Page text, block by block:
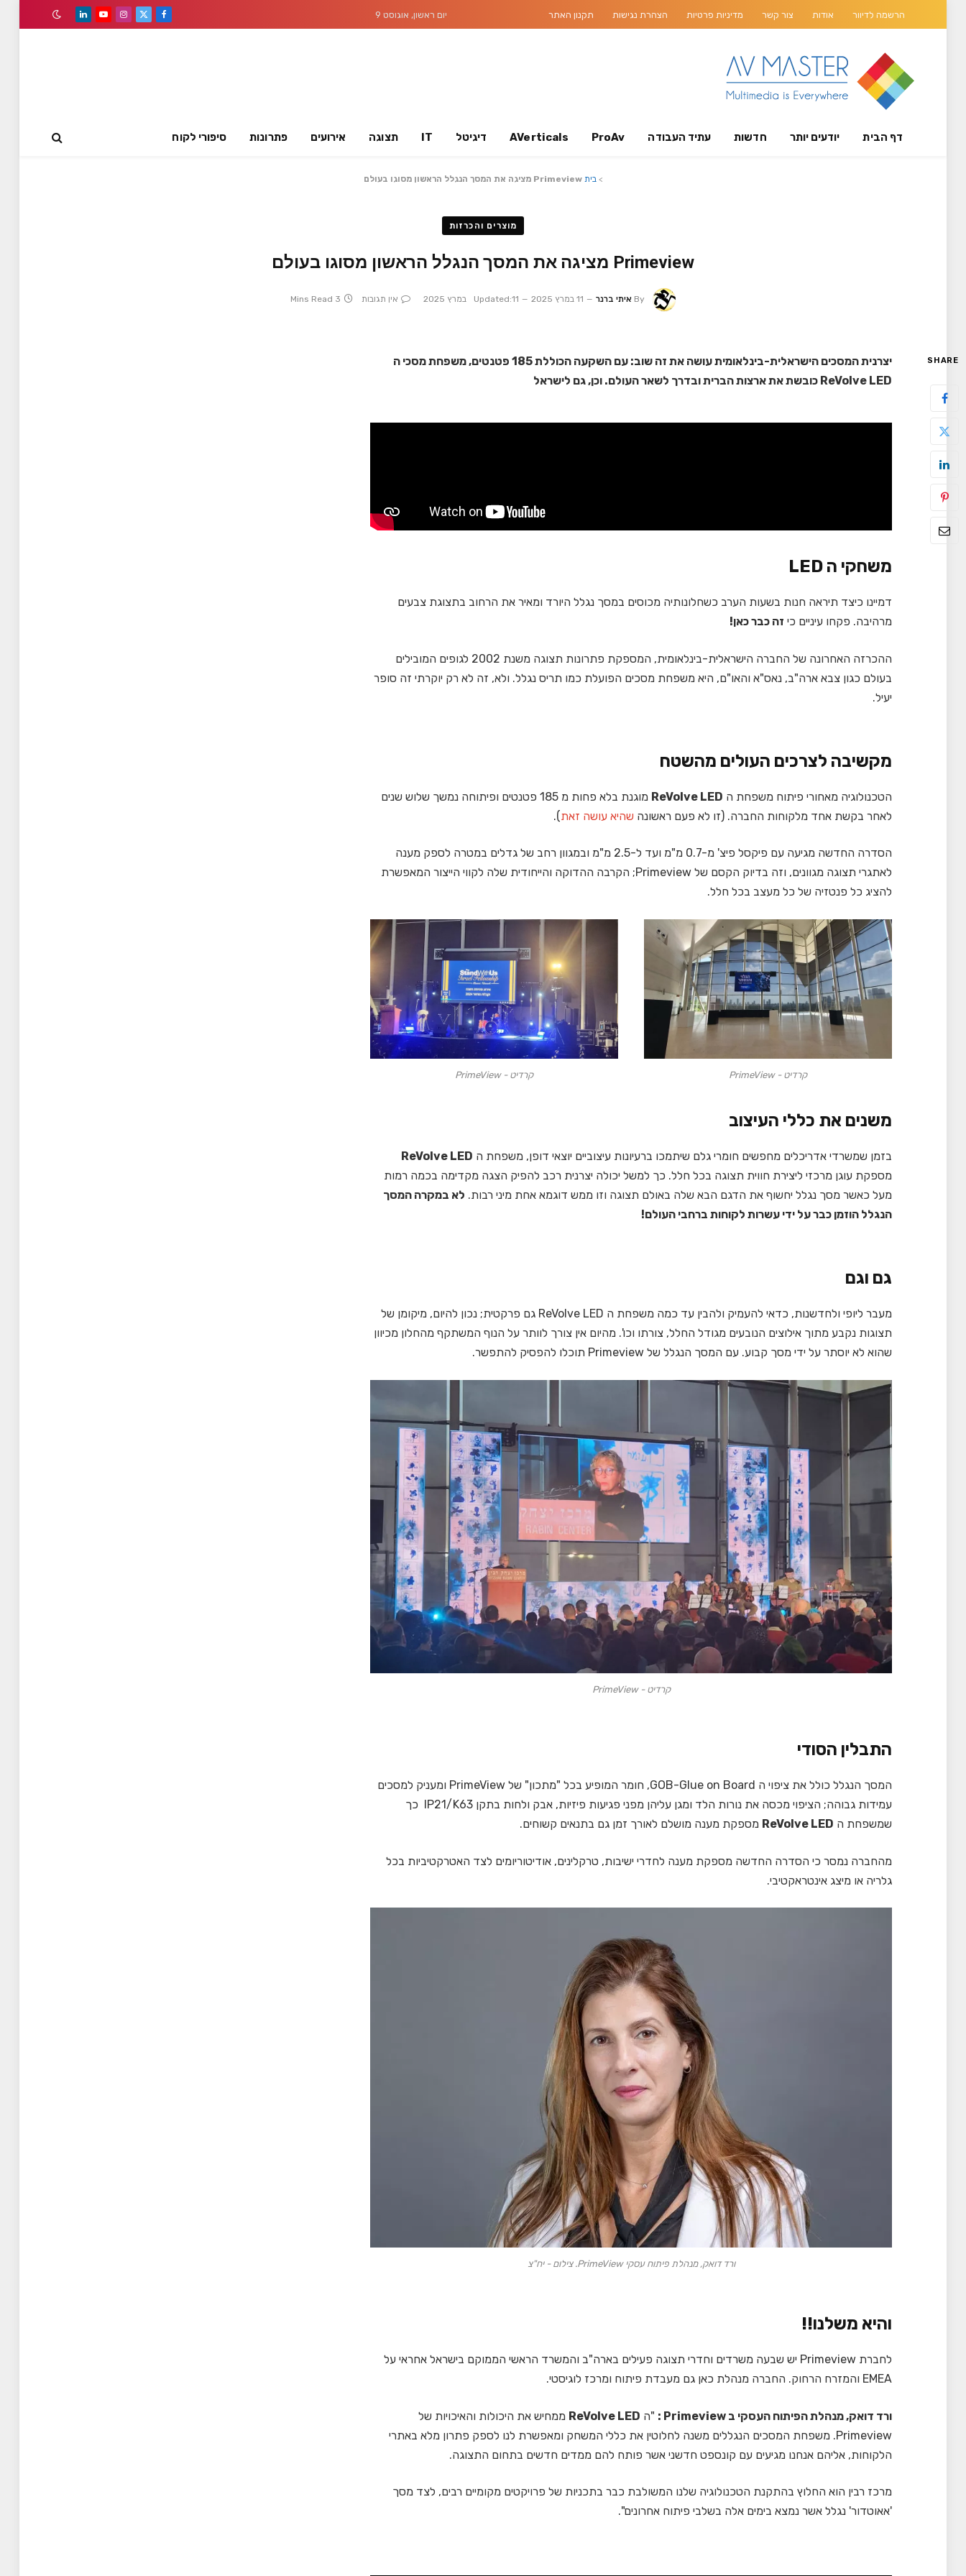
הרשמה לדיוור אודות צור קשר מדיניות פרטיות הצהרת נגישות תקנון האתר יום ראשון, אוגוסט 9
Facebook
X
Instagram
YouTube
LinkedIn
דף הבית יודעים יותר חדשות עתיד העבודה ProAv
AVerticals דיגיטל IT תצוגה אירועים פתרונות סיפורי לקוח
>בית Primeview מציגה את המסך הנגלל הראשון מסוגו בעולם
מוצרים והכרזות
Primeview מציגה את המסך הנגלל הראשון מסוגו בעולם
By איתי ברנר 11 במרץ 2025 Updated:11 במרץ 2025 אין תגובות 3 Mins Read
SHARE
יצרנית המסכים הישראלית-בינלאומית עושה את זה שוב: עם השקעה הכוללת 185 פטנטים, משפחת מסכי ה
ReVolve LED כובשת את ארצות הברית ובדרך לשאר העולם. וכן, גם לישראל
משחקי ה LED
דמיינו כיצד תיראה חנות בשעות הערב כשחלונותיה מכוסים במסך נגלל היורד ומאיר את הרחוב בתצוגת צבעים
מרהיבה. פקחו עיניים כי זה כבר כאן!
ההכרזה האחרונה של החברה הישראלית-בינלאומית, המספקת פתרונות תצוגה משנת 2002 לגופים המובילים
בעולם כגון צבא ארה"ב, נאס"א והאו"ם, היא משפחת מסכים הפועלת כמו תריס נגלל. ולא, זה לא רק יוקרתי זה סופר
יעיל.
מקשיבה לצרכים העולים מהשטח
הטכנולוגיה מאחורי פיתוח משפחת ה ReVolve LED
מוגנת בלא פחות מ 185 פטנטים ופיתוחה נמשך שלוש שנים
לאחר בקשת אחד מלקוחות החברה. (זו לא פעם ראשונה שהיא עושה זאת).
הסדרה החדשה מגיעה עם פיקסל פיצ' מ-0.7 מ"מ ועד ל-2.5 מ"מ ובמגוון רחב של גדלים במטרה לספק מענה
לאתגרי תצוגה מגוונים, וזה בדיוק הקסם של Primeview; הקרבה ההדוקה והייחודית שלה לקווי הייצור המאפשרת
להציג כל פנטזיה של כל מעצב בכל חלל.
קרדיט - PrimeView קרדיט - PrimeView
משנים את כללי העיצוב
בזמן שמשרדי אדריכלים מחפשים חומרי גלם שיתמכו ברעיונות עיצוביים יוצאי דופן, משפחת ה ReVolve LED
מספקת עוגן מרכזי ליצירת חווית תצוגה בכל חלל. כך למשל יכולה יצרנית רכב להפיק הצגה מקדימה בכמה רמות
מעל כאשר מסך נגלל יחשוף את הדגם הבא שלה באולם תצוגה וזו ממש דוגמא אחת מיני רבות. לא במקרה המסך
הנגלל הוזמן כבר על ידי עשרות לקוחות ברחבי העולם!
גם וגם
מעבר ליופי ולחדשנות, כדאי להעמיק ולהבין עד כמה משפחת ה ReVolve LED גם פרקטית; נכון להיום, מיקומן של
תצוגות נקבע מתוך אילוצים הנובעים מגודל החלל, צורתו וכו'. מהיום אין צורך לוותר על הנוף המשתקף מהחלון מכיוון
שהוא לא יוסתר על ידי מסך קבוע. עם המסך הנגלל של Primeview תוכלו להפסיק להתפשר.
קרדיט - PrimeView
התבלין הסודי
המסך הנגלל כולל את ציפוי ה GOB-Glue on Board, חומר המופיע בכל "מתכון" של PrimeView ומעניק למסכים
עמידות גבוהה; הציפוי מכסה את נורות הלד ומגן עליהן מפני פגיעות פיזיות, אבק ולחות בתקן IP21/K63 כך
שמשפחת ה ReVolve LED מספקת מענה מושלם לאורך זמן גם בתנאים קשוחים.
מהחברה נמסר כי הסדרה החדשה מספקת מענה לחדרי ישיבות, טרקלינים, אודיטוריומים לצד האטרקטיביות בכל
גלריה או מיצג אינטראקטיבי.
ורד דואק, מנהלת פיתוח עסקי PrimeView. צילום - יח"צ
והיא משלנו!!
לחברת Primeview יש שבעה משרדים וחדרי תצוגה פעילים בארה"ב והמשרד הראשי הממוקם בישראל אחראי על
EMEA והמזרח הרחוק. החברה מנהלת כאן גם מעבדת פיתוח ומרכז לוגיסטי.
ורד דואק, מנהלת הפיתוח העסקי ב Primeview : "ה ReVolve LED ממחיש את היכולות והאיכויות של
Primeview. משפחת המסכים הנגללים משנה לחלוטין את כללי המשחק ומאפשרת לנו לספק פתרון מלא באתרי
הלקוחות, אליהם אנחנו מגיעים עם קונספט חדשני אשר פותח להם ממדים חדשים בתחום התצוגה.
מרכז רבין הוא החלוץ בהתקנת הטכנולוגיה שלנו המשולבת כבר בתכניות של פרויקטים מקומיים רבים, לצד מסך
'אאוטדור' נגלל אשר נמצא בימים אלה בשלבי פיתוח אחרונים".